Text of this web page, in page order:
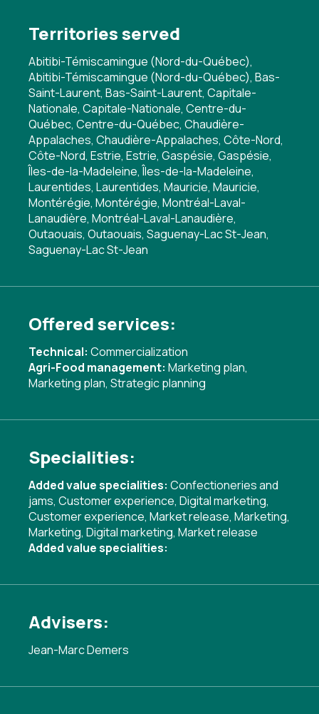
Territories served
Abitibi-Témiscamingue (Nord-du-Québec),
Abitibi-Témiscamingue (Nord-du-Québec), Bas-
Saint-Laurent, Bas-Saint-Laurent, Capitale-
Nationale, Capitale-Nationale, Centre-du-
Québec, Centre-du-Québec, Chaudière-
Appalaches, Chaudière-Appalaches, Côte-Nord,
Côte-Nord, Estrie, Estrie, Gaspésie, Gaspésie,
Îles-de-la-Madeleine, Îles-de-la-Madeleine,
Laurentides, Laurentides, Mauricie, Mauricie,
Montérégie, Montérégie, Montréal-Laval-
Lanaudière, Montréal-Laval-Lanaudière,
Outaouais, Outaouais, Saguenay-Lac St-Jean,
Saguenay-Lac St-Jean
Offered services:
Technical: Commercialization
Agri-Food management: Marketing plan,
Marketing plan, Strategic planning
Specialities:
Added value specialities: Confectioneries and
jams, Customer experience, Digital marketing,
Customer experience, Market release, Marketing,
Marketing, Digital marketing, Market release
Added value specialities:
Advisers:
Jean-Marc Demers